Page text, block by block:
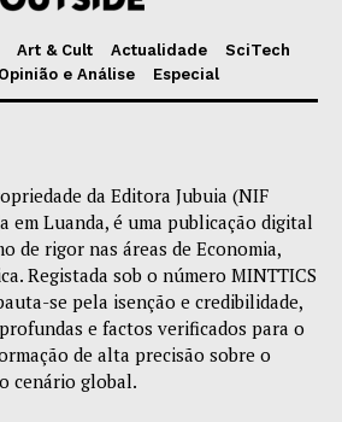
Art & Cult Actualidade
SciTech
Opinião e Análise Especial
da Editora Jubuia (NIF
em Luanda, é uma publicação digital
de rigor nas áreas de Economia,
Registada sob o número MINTTICS
se pela isenção e credibilidade,
e factos verificados para o
de alta precisão sobre o
cenário global.